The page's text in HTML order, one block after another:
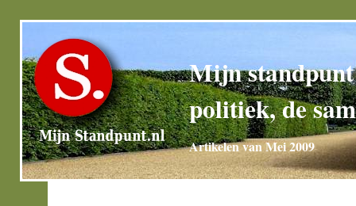
Mijn
politiek, de
Artikelen van Mei 2009